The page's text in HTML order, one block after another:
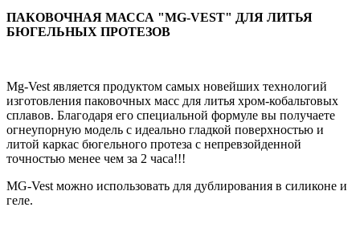
ПАКОВОЧНАЯ МАССА "MG-VEST" ДЛЯ ЛИТЬЯ
БЮГЕЛЬНЫХ ПРОТЕЗОВ
Mg-Vest является продуктом самых новейших технологий
изготовления паковочных масс для литья хром-кобальтовых
сплавов. Благодаря его специальной формуле вы получаете
огнеупорную модель с идеально гладкой поверхностью и
литой каркас бюгельного протеза с непревзойденной
точностью менее чем за 2 часа!!!
MG-Vest можно использовать для дублирования в силиконе и
геле.